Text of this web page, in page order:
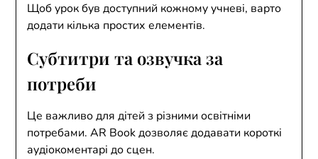
Щоб урок був доступний кожному учневі, варто
додати кілька простих елементів.
Субтитри та озвучка за
потреби
Це важливо для дітей з різними освітніми
потребами. AR Book дозволяє додавати короткі
аудіокоментарі до сцен.